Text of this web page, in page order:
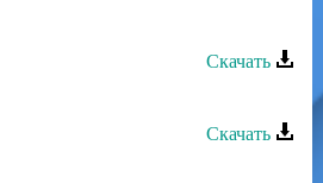
Скачать
Скачать
- Ярхла махьан